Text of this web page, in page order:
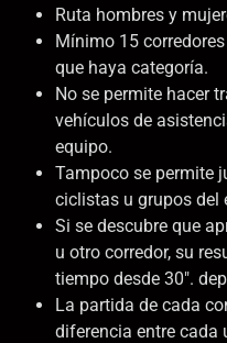
Ruta hombres y
Mínimo 15
que haya categoría.
No se permite hacer
vehículos de
equipo.
Tampoco se permite
ciclistas u grupos del
Si se descubre que
u otro corredor, su
tiempo desde 30″.
La partida de cada
diferencia entre cada